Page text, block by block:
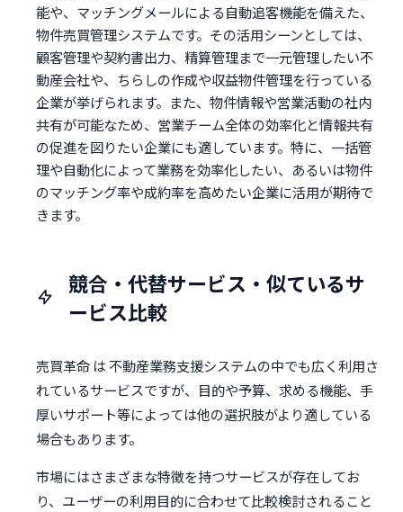
能や、マッチングメールによる自動追客機能を備えた、
物件売買管理システムです。その活用シーンとしては、
顧客管理や契約書出力、精算管理まで一元管理したい不
動産会社や、ちらしの作成や収益物件管理を行っている
企業が挙げられます。また、物件情報や営業活動の社内
共有が可能なため、営業チーム全体の効率化と情報共有
の促進を図りたい企業にも適しています。特に、一括管
理や自動化によって業務を効率化したい、あるいは物件
のマッチング率や成約率を高めたい企業に活用が期待で
きます。
競合・代替サービス・似ているサ
ービス比較
売買革命 は 不動産業務支援システムの中でも広く利用さ
れているサービスですが、目的や予算、求める機能、手
厚いサポート等によっては他の選択肢がより適している
場合もあります。
市場にはさまざまな特徴を持つサービスが存在してお
り、ユーザーの利用目的に合わせて比較検討されること